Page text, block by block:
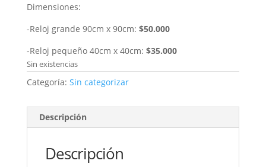
Dimensiones:
-Reloj grande 90cm x 90cm: $50.000
-Reloj pequeño 40cm x 40cm: $35.000
Sin existencias
Categoría: Sin categorizar
Descripción
Descripción